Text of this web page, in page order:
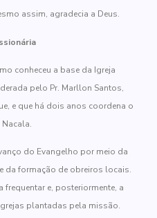
assim, agradecia a Deus.
conheceu a base da Igreja
pelo Pr. Marllon Santos,
e que há dois anos coordena o
Nacala.
do Evangelho por meio da
da formação de obreiros locais.
e, posteriormente, a
plantadas pela missão.